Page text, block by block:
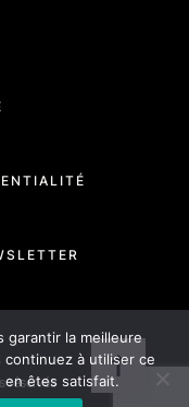
réservés
garantir la meilleure
à utiliser ce
en êtes satisfait.